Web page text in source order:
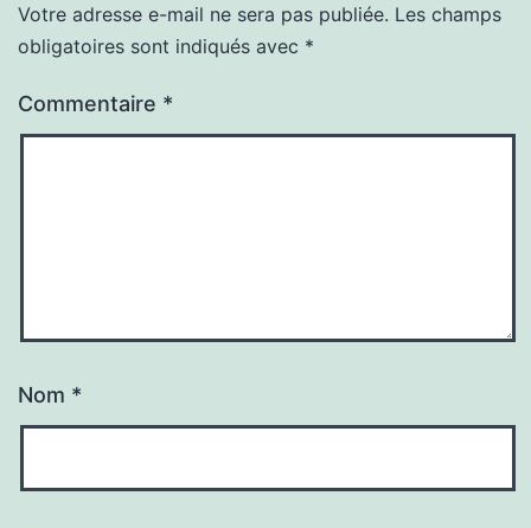
Votre adresse e-mail ne sera pas publiée. Les champs
obligatoires sont indiqués avec *
Commentaire *
Nom *